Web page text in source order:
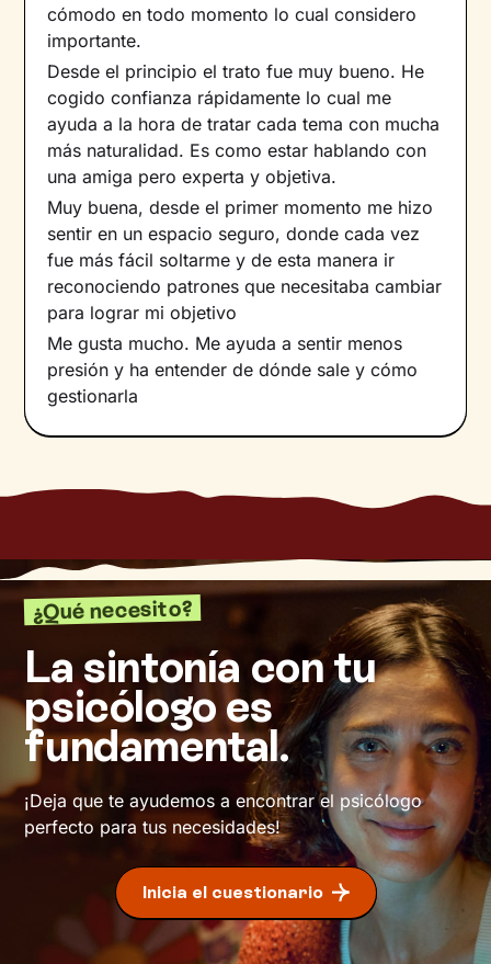
cómodo en todo momento lo cual considero
importante.
Desde el principio el trato fue muy bueno. He
cogido confianza rápidamente lo cual me
ayuda a la hora de tratar cada tema con mucha
más naturalidad. Es como estar hablando con
una amiga pero experta y objetiva.
Muy buena, desde el primer momento me hizo
sentir en un espacio seguro, donde cada vez
fue más fácil soltarme y de esta manera ir
reconociendo patrones que necesitaba cambiar
para lograr mi objetivo
Me gusta mucho. Me ayuda a sentir menos
presión y ha entender de dónde sale y cómo
gestionarla
¿Qué necesito?
La sintonía con tu
psicólogo es
fundamental.
¡Deja que te ayudemos a encontrar el psicólogo
perfecto para tus necesidades!
Inicia el cuestionario